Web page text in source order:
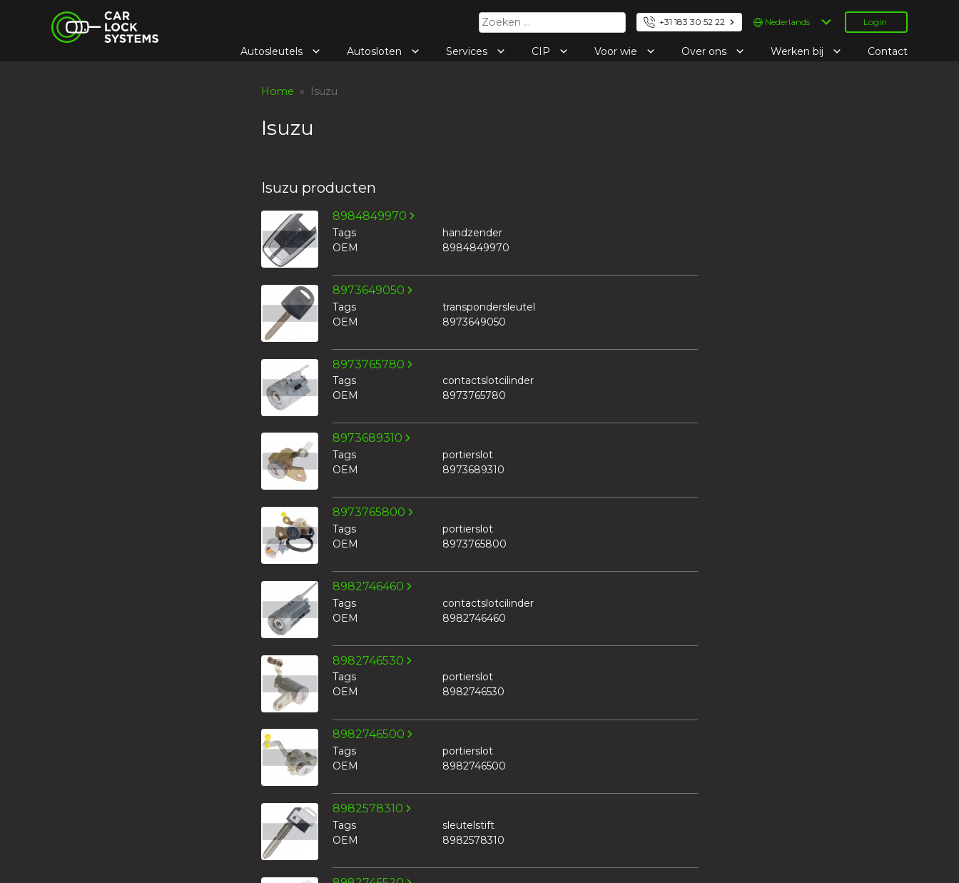
Car Lock Systems
Zoeken
naar:
+31 183 30 52 22
Kies
een
Login
Autosleutels Autosloten Services CIP Voor wie Over ons Werken bij Contact
Home » Isuzu
Isuzu
Isuzu producten
8984849970
Tags
handzender
OEM
8984849970
8973649050
Tags
transpondersleutel
OEM
8973649050
8973765780
Tags
contactslotcilinder
OEM
8973765780
8973689310
Tags
portierslot
OEM
8973689310
8973765800
Tags
portierslot
OEM
8973765800
8982746460
Tags
contactslotcilinder
OEM
8982746460
8982746530
Tags
portierslot
OEM
8982746530
8982746500
Tags
portierslot
OEM
8982746500
8982578310
Tags
sleutelstift
OEM
8982578310